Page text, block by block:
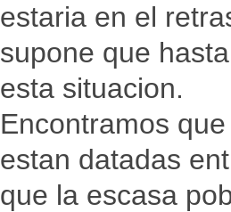
estaria en el
supone que
esta situacion.
Encontramos
estan datadas
que la escasa